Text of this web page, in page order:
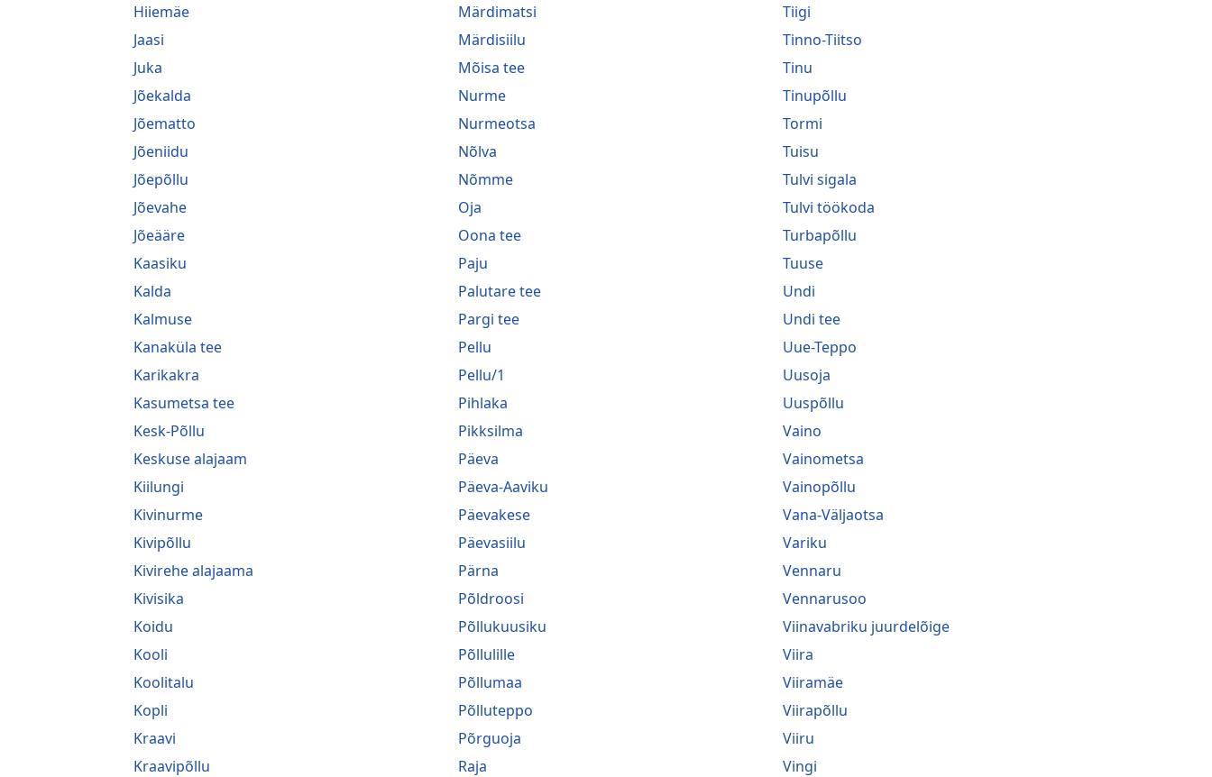
Hiiemäe
Jaasi
Juka
Jõekalda
Jõematto
Jõeniidu
Jõepõllu
Jõevahe
Jõeääre
Kaasiku
Kalda
Kalmuse
Kanaküla tee
Karikakra
Kasumetsa tee
Kesk-Põllu
Keskuse alajaam
Kiilungi
Kivinurme
Kivipõllu
Kivirehe alajaama
Kivisika
Koidu
Kooli
Koolitalu
Kopli
Kraavi
Kraavipõllu
Märdimatsi
Märdisiilu
Mõisa tee
Nurme
Nurmeotsa
Nõlva
Nõmme
Oja
Oona tee
Paju
Palutare tee
Pargi tee
Pellu
Pellu/1
Pihlaka
Pikksilma
Päeva
Päeva-Aaviku
Päevakese
Päevasiilu
Pärna
Põldroosi
Põllukuusiku
Põllulille
Põllumaa
Põlluteppo
Põrguoja
Raja
Tiigi
Tinno-Tiitso
Tinu
Tinupõllu
Tormi
Tuisu
Tulvi sigala
Tulvi töökoda
Turbapõllu
Tuuse
Undi
Undi tee
Uue-Teppo
Uusoja
Uuspõllu
Vaino
Vainometsa
Vainopõllu
Vana-Väljaotsa
Variku
Vennaru
Vennarusoo
Viinavabriku juurdelõige
Viira
Viiramäe
Viirapõllu
Viiru
Vingi